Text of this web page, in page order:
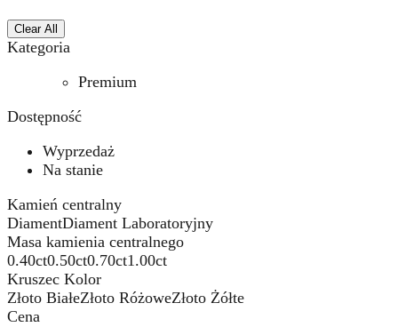
Clear All
Kategoria
Premium
Dostępność
Wyprzedaż
Na stanie
Kamień centralny
DiamentDiament Laboratoryjny
Masa kamienia centralnego
0.40ct0.50ct0.70ct1.00ct
Kruszec Kolor
Złoto BiałeZłoto RóżoweZłoto Żółte
Cena